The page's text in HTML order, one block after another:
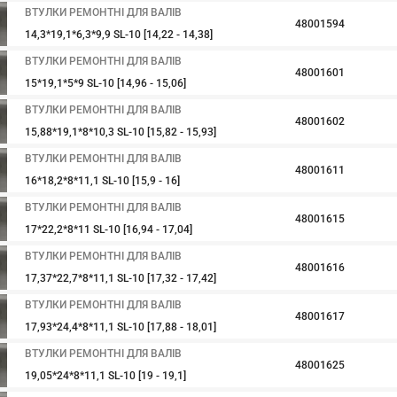
ВТУЛКИ РЕМОНТНІ ДЛЯ ВАЛІВ
14,3*19,1*6,3*9,9 SL-10 [14,22 - 14,38]
48001594
ВТУЛКИ РЕМОНТНІ ДЛЯ ВАЛІВ
15*19,1*5*9 SL-10 [14,96 - 15,06]
48001601
ВТУЛКИ РЕМОНТНІ ДЛЯ ВАЛІВ
15,88*19,1*8*10,3 SL-10 [15,82 - 15,93]
48001602
ВТУЛКИ РЕМОНТНІ ДЛЯ ВАЛІВ
16*18,2*8*11,1 SL-10 [15,9 - 16]
48001611
ВТУЛКИ РЕМОНТНІ ДЛЯ ВАЛІВ
17*22,2*8*11 SL-10 [16,94 - 17,04]
48001615
ВТУЛКИ РЕМОНТНІ ДЛЯ ВАЛІВ
17,37*22,7*8*11,1 SL-10 [17,32 - 17,42]
48001616
ВТУЛКИ РЕМОНТНІ ДЛЯ ВАЛІВ
17,93*24,4*8*11,1 SL-10 [17,88 - 18,01]
48001617
ВТУЛКИ РЕМОНТНІ ДЛЯ ВАЛІВ
19,05*24*8*11,1 SL-10 [19 - 19,1]
48001625